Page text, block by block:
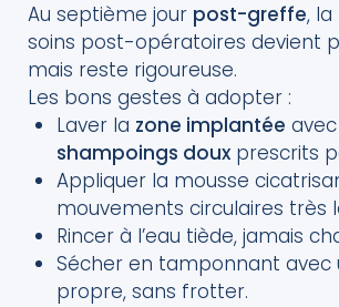
Au septième jour post-greffe,
soins post-opératoires devient
mais reste rigoureuse.
Les bons gestes à adopter :
Laver la zone implantée
shampoings douxprescrits
Appliquer la mousse
mouvements circulaires très
Rincer à l’eau tiède, jamais
Sécher en tamponnant avec
propre, sans frotter.